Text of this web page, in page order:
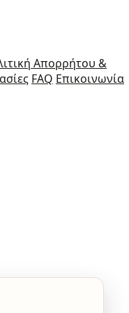
Απορρήτου &
FAQ Επικοινωνία